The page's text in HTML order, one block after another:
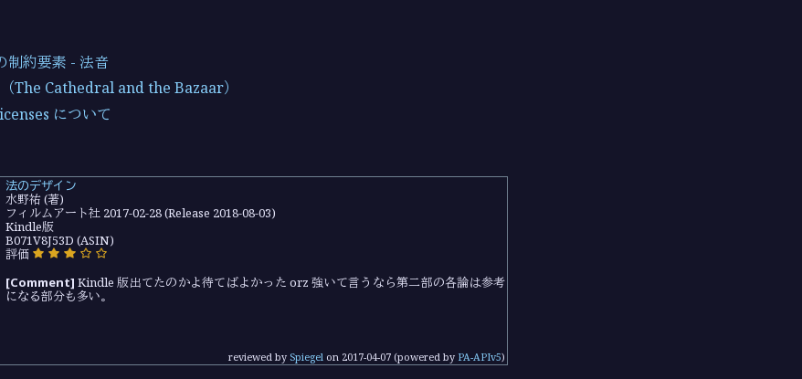
制約要素 - 法音
The Cathedral and the Bazaar）
について
法のデザイン
水野祐 (著)
フィルムアート社 2017-02-28 (Release 2018-08-03)
Kindle版
B071V8J53D (ASIN)
評価
[Comment] Kindle 版出てたのかよ待てばよかった orz 強いて言うなら第二部の各論は参考
になる部分も多い。
reviewed by Spiegel on 2017-04-07 (powered by PA-APIv5)